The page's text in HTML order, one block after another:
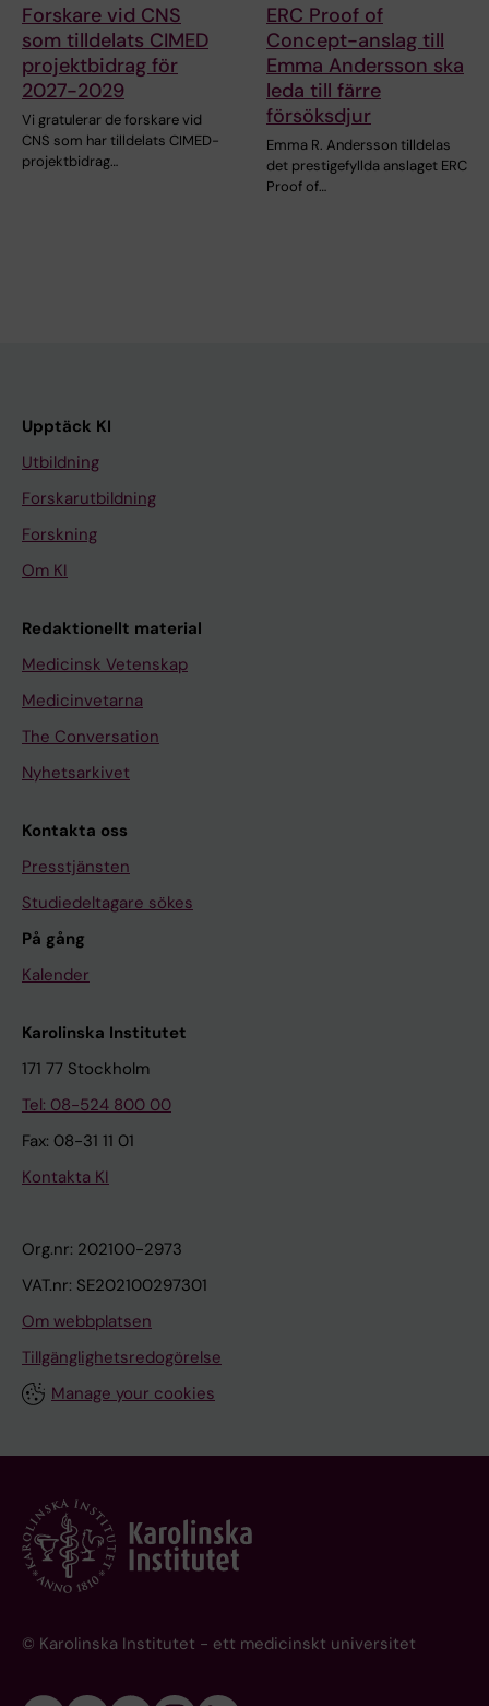
Forskare vid CNS
som tilldelats CIMED
projektbidrag för
2027-2029
Vi gratulerar de forskare vid
CNS som har tilldelats CIMED-
projektbidrag…
ERC Proof of
Concept-anslag till
Emma Andersson ska
leda till färre
försöksdjur
Emma R. Andersson tilldelas
det prestigefyllda anslaget ERC
Proof of…
Upptäck KI
Utbildning
Forskarutbildning
Forskning
Om KI
Redaktionellt material
Medicinsk Vetenskap
Medicinvetarna
The Conversation
Nyhetsarkivet
Kontakta oss
Presstjänsten
Studiedeltagare sökes
På gång
Kalender
Karolinska Institutet
171 77 Stockholm
Tel: 08-524 800 00
Fax: 08-31 11 01
Kontakta KI
Org.nr: 202100-2973
VAT.nr: SE202100297301
Om webbplatsen
Tillgänglighetsredogörelse
Manage your cookies
© Karolinska Institutet - ett medicinskt universitet